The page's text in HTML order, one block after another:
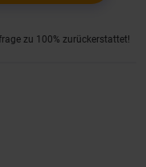
zu 100% zurückerstattet!